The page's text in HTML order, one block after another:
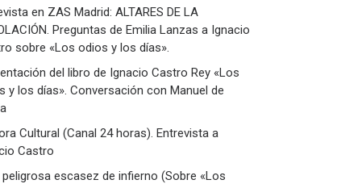
en ZAS Madrid: ALTARES DE LA
Preguntas de Emilia Lanzas a Ignacio
sobre «Los odios y los días».
del libro de Ignacio Castro Rey «Los
y los días». Conversación con Manuel de
Cultural (Canal 24 horas). Entrevista a
Castro
peligrosa escasez de infierno (Sobre «Los